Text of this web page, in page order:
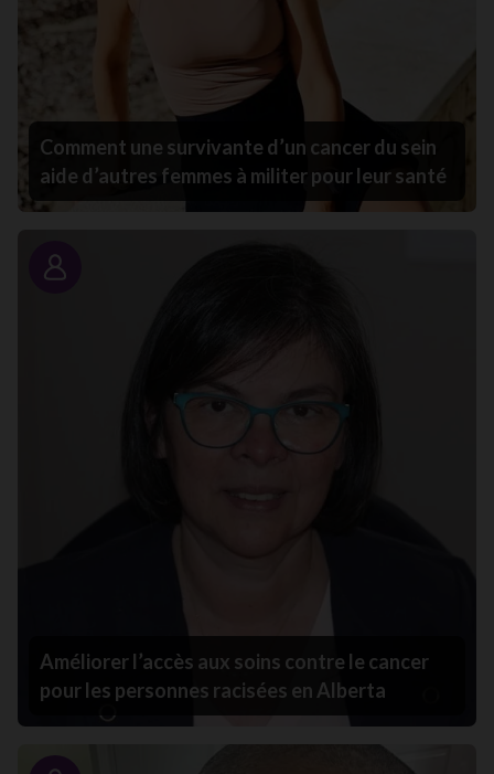
Comment une survivante d’un cancer du sein
aide d’autres femmes à militer pour leur santé
Portrait
Améliorer l’accès aux soins contre le cancer
pour les personnes racisées en Alberta